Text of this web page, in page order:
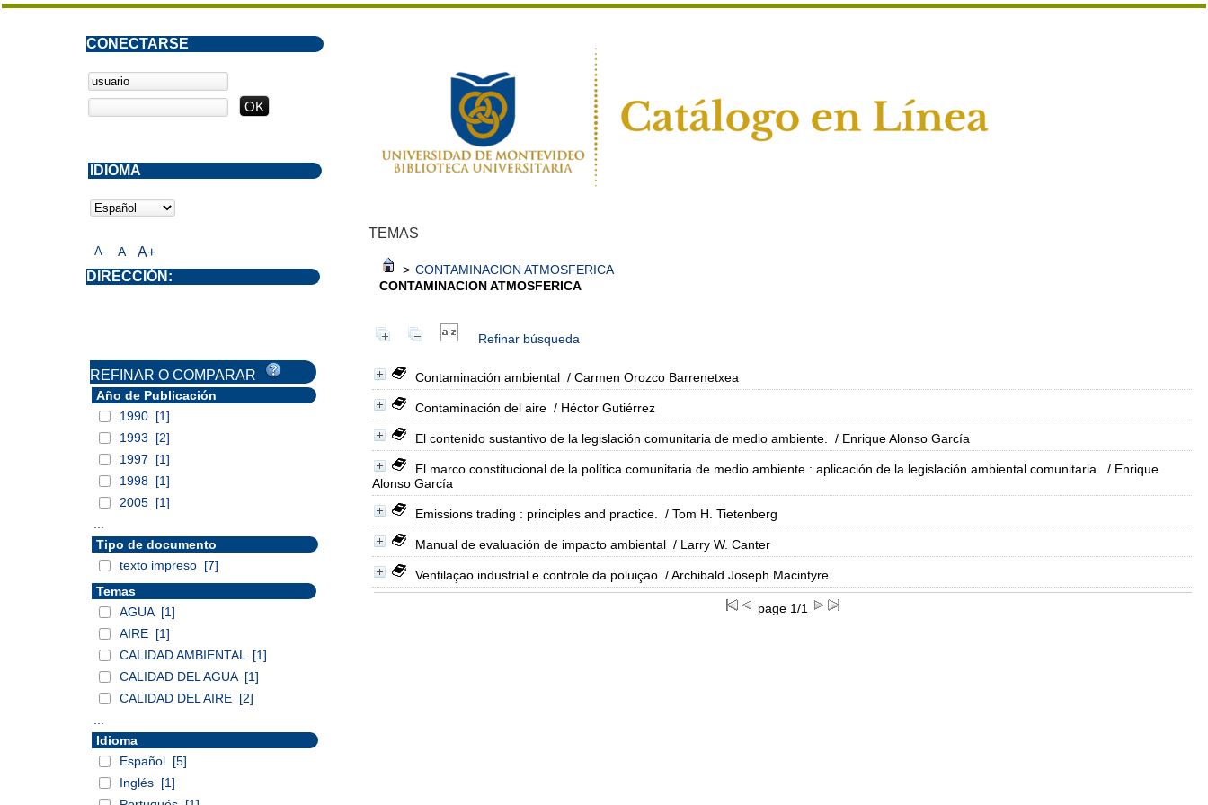
TEMAS
> CONTAMINACION ATMOSFERICA
CONTAMINACION ATMOSFERICA
Refinar búsqueda
Contaminación ambiental / Carmen Orozco Barrenetxea
Contaminación del aire / Héctor Gutiérrez
El contenido sustantivo de la legislación comunitaria de medio ambiente. / Enrique Alonso García
El marco constitucional de la política comunitaria de medio ambiente : aplicación de la legislación ambiental comunitaria.
/ Enrique
Alonso García
Emissions trading : principles and practice. / Tom H. Tietenberg
Manual de evaluación de impacto ambiental / Larry W. Canter
Ventilaçao industrial e controle da poluiçao / Archibald Joseph Macintyre
page 1/1
A- A A+
CONECTARSE
DIRECCIÓN:
IDIOMA
REFINAR O COMPARAR
Año de Publicación
1990 [1]
1993
[2]
1997
[1]
1998 [1]
2005 [1]
Tipo de documento
texto impreso [7]
Temas
AGUA [1]
AIRE [1]
CALIDAD AMBIENTAL
[1]
CALIDAD DEL AGUA [1]
CALIDAD DEL AIRE [2]
Idioma
Español [5]
Inglés [1]